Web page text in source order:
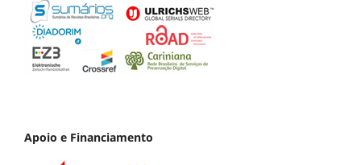
Apoio e Financiamento